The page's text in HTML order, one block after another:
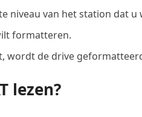
niveau van het station dat
formatteren.
wordt de drive
lezen?